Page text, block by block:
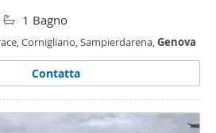
1 Bagno
Cornigliano, Sampierdarena,Genova
Contatta